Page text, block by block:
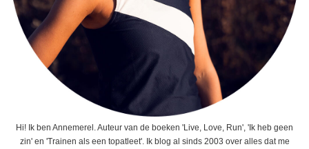
Hi! Ik ben Annemerel. Auteur van de boeken 'Live, Love, Run', 'Ik heb geen
zin' en 'Trainen als een topatleet'. Ik blog al sinds 2003 over alles dat me